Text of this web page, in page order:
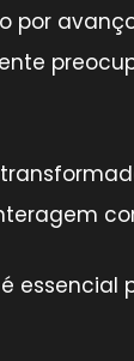
por
essencial